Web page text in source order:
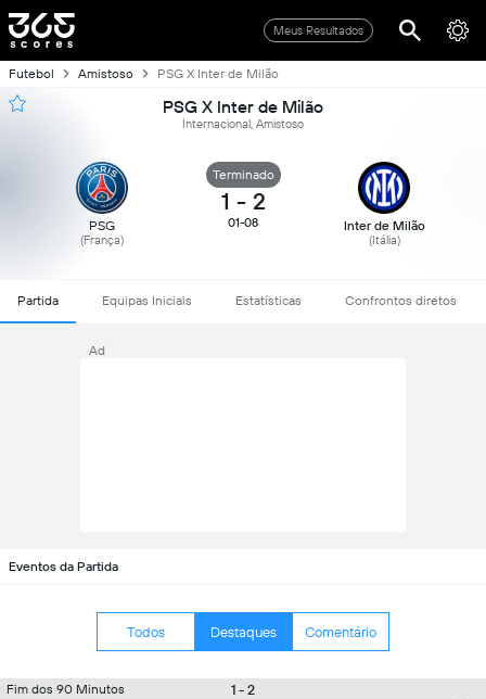
Meus Resultados
Futebol Amistoso PSG X Inter de Milão
PSG X Inter de Milão
Internacional, Amistoso
PSG
(França)
Terminado
1 - 2
01-08 Inter de Milão
(Itália)
Partida Equipas Iniciais Estatísticas Confrontos diretos
Ad
Eventos da Partida
Todos Destaques Comentário
Fim dos 90 Minutos 1 - 2